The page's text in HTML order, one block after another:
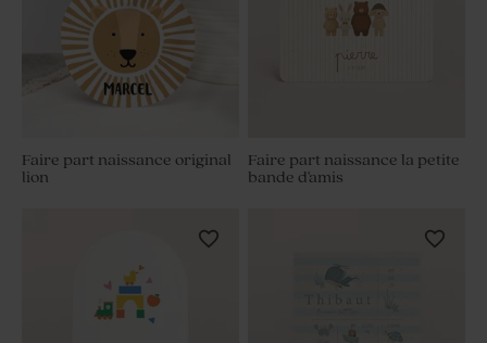
Faire part naissance original
lion
Faire part naissance la petite
bande d'amis